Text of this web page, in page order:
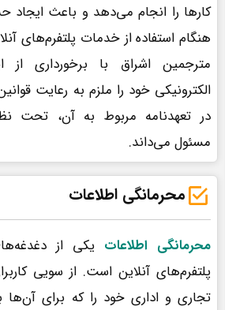
کارها را انجام می‌دهد و باعث ایجاد
هنگام استفاده از خدمات پلتفرم‌های
مترجمین اشراق با برخورداری از
الکترونیکی خود را ملزم به رعایت
در تعهدنامه مربوط به آن، تحت
مسئول می‌داند.
محرمانگی اطلاعات
محرمانگی اطلاعات یکی از
پلتفرم‌های آنلاین است. از سویی
تجاری و اداری خود را که برای آن‌ها